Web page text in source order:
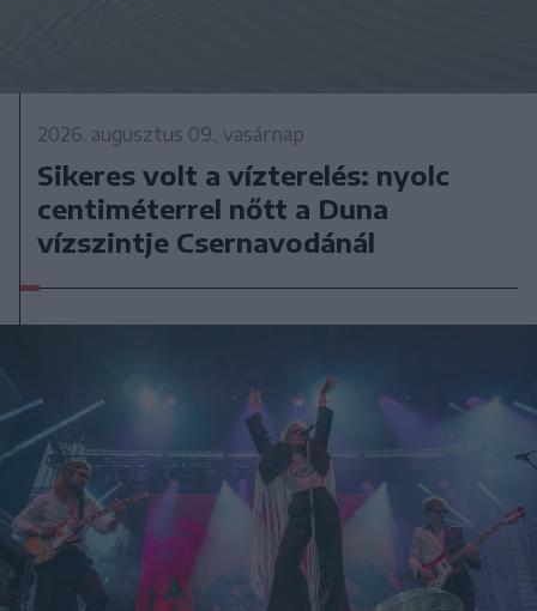
2026. augusztus 09., vasárnap
Sikeres volt a vízterelés: nyolc
centiméterrel nőtt a Duna
vízszintje Csernavodánál